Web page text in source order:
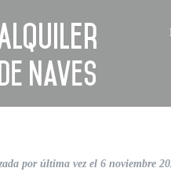
por última vez el 6 noviembre